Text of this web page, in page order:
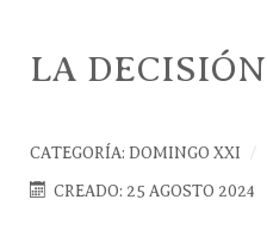
LA
CATEGORÍA: DOMINGO XXI
CREADO: 25 AGOSTO 2024